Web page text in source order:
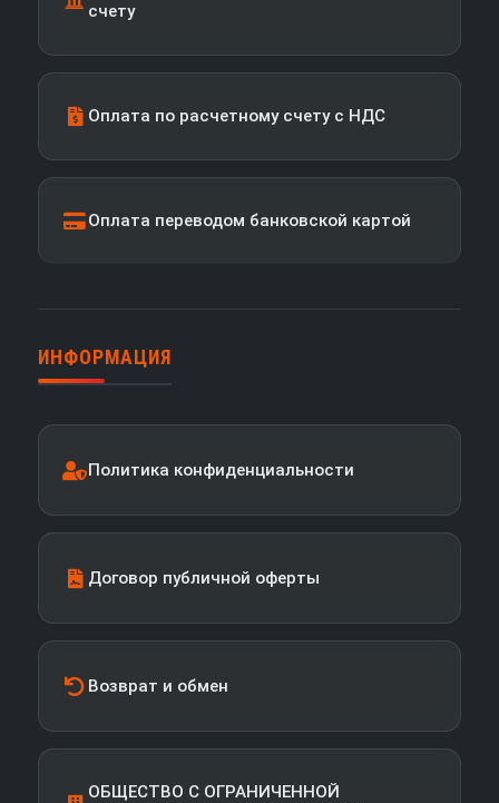
счету
Оплата по расчетному счету с НДС
Оплата переводом банковской картой
ИНФОРМАЦИЯ
Политика конфиденциальности
Договор публичной оферты
Возврат и обмен
ОБЩЕСТВО С ОГРАНИЧЕННОЙ